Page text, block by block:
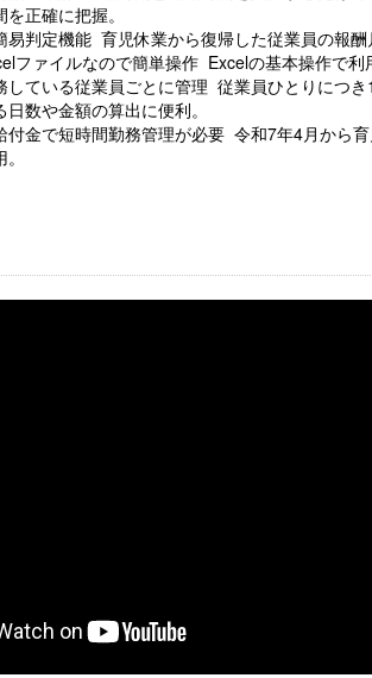
正確に把握。
易判定機能 育児休業から復帰した従業員の報
ファイルなので簡単操作 Excelの基本操作で利
している従業員ごとに管理 従業員ひとりにつ
数や金額の算出に便利。
付金で短時間勤務管理が必要 令和7年4月から
和６年度 介護事業所の処遇改善加
実務（介護人材コンサルタント
栗原知女）